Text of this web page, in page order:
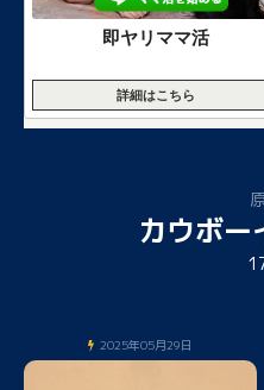
即ヤリママ活
詳細はこちら
カウボー
2025年05月29日